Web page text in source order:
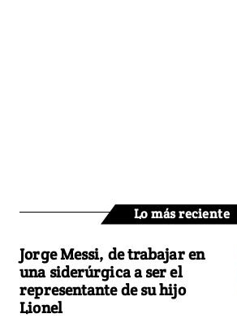
Lo más reciente
Jorge Messi, de trabajar en
una siderúrgica a ser el
representante de su hijo
Lionel